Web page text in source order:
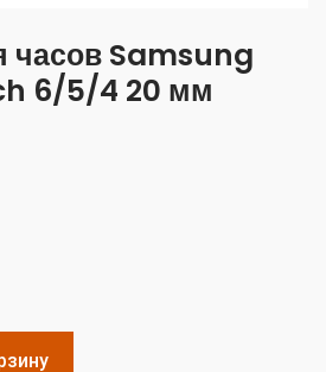
часов Samsung
6/5/4 20 мм